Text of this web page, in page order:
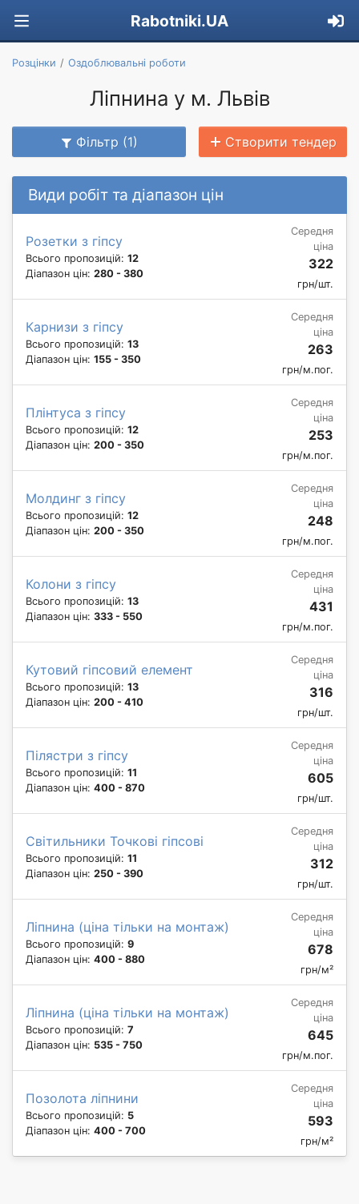
Rabotniki.UA
Розцінки Оздоблювальні роботи
Ліпнина у м. Львів
Фільтр (1) Створити тендер
Види робіт та діапазон цін
Розетки з гіпсу
Всього пропозицій: 12
Діапазон цін: 280 - 380
Середня
ціна
322
грн/шт.
Карнизи з гіпсу
Всього пропозицій: 13
Діапазон цін: 155 - 350
Середня
ціна
263
грн/м.пог.
Плінтуса з гіпсу
Всього пропозицій: 12
Діапазон цін: 200 - 350
Середня
ціна
253
грн/м.пог.
Молдинг з гіпсу
Всього пропозицій: 12
Діапазон цін: 200 - 350
Середня
ціна
248
грн/м.пог.
Колони з гіпсу
Всього пропозицій: 13
Діапазон цін: 333 - 550
Середня
ціна
431
грн/м.пог.
Кутовий гіпсовий елемент
Всього пропозицій: 13
Діапазон цін: 200 - 410
Середня
ціна
316
грн/шт.
Пілястри з гіпсу
Всього пропозицій: 11
Діапазон цін: 400 - 870
Середня
ціна
605
грн/шт.
Світильники Точкові гіпсові
Всього пропозицій: 11
Діапазон цін: 250 - 390
Середня
ціна
312
грн/шт.
Ліпнина (ціна тільки на монтаж)
Всього пропозицій: 9
Діапазон цін: 400 - 880
Середня
ціна
678
грн/м²
Ліпнина (ціна тільки на монтаж)
Всього пропозицій: 7
Діапазон цін: 535 - 750
Середня
ціна
645
грн/м.пог.
Позолота ліпнини
Всього пропозицій: 5
Діапазон цін: 400 - 700
Середня
ціна
593
грн/м²